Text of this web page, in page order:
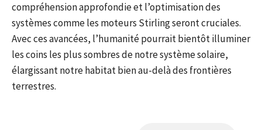
compréhension approfondie et l’optimisation des
systèmes comme les moteurs Stirling seront cruciales.
Avec ces avancées, l’humanité pourrait bientôt illuminer
les coins les plus sombres de notre système solaire,
élargissant notre habitat bien au-delà des frontières
terrestres.